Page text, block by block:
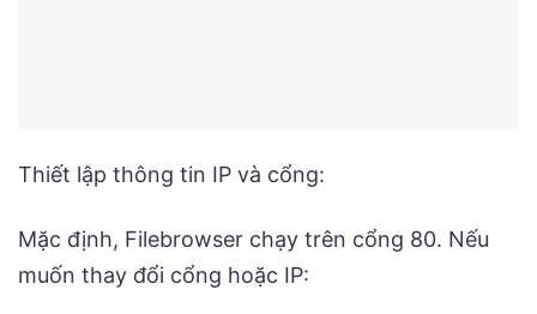
Thiết lập thông tin IP và cổng:
Mặc định, Filebrowser chạy trên cổng 80. Nếu
muốn thay đổi cổng hoặc IP: